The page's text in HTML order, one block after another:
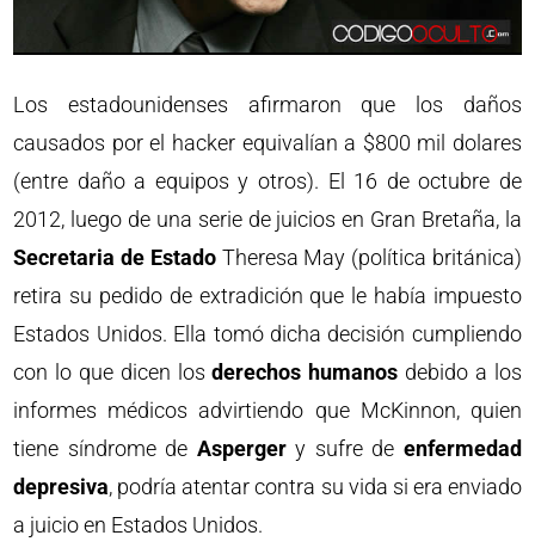
Los estadounidenses afirmaron que los daños
causados por el hacker equivalían a $800 mil dolares
(entre daño a equipos y otros). El 16 de octubre de
2012, luego de una serie de juicios en Gran Bretaña, la
Secretaria de EstadoTheresa May (política británica)
retira su pedido de extradición que le había impuesto
Estados Unidos. Ella tomó dicha decisión cumpliendo
con lo que dicen losderechos humanos debido a los
informes médicos advirtiendo que McKinnon, quien
tiene síndrome de Aspergery sufre de enfermedad
depresiva, podría atentar contra su vida si era enviado
a juicio en Estados Unidos.